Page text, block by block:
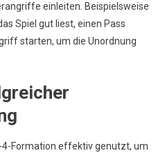
einleiten. Beispielsweise
Spiel gut liest, einen Pass
starten, um die Unordnung
4-Formation effektiv genutzt, um